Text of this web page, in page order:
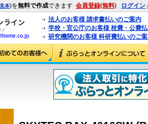
見本)を無料で作成できます 会員登録(無料) ログイン
法人のお客様 請求書払いのご案内
学校・官公庁のお客様 校費・公費
研究機関のお客様 科研費払いのご